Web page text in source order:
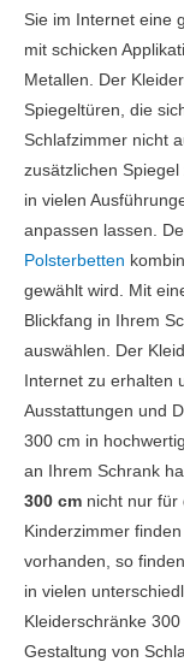
Sie im Internet eine
mit schicken
Metallen. Der
Spiegeltüren, die
Schlafzimmer nicht
zusätzlichen Spiegel
in vielen
anpassen lassen.
Polsterbetten
gewählt wird. Mit
Blickfang in Ihrem
auswählen. Der
Internet zu erhalten
Ausstattungen und
300 cm in
an Ihrem Schrank
300 cm nicht nur für
Kinderzimmer
vorhanden, so
in vielen
Kleiderschränke
Gestaltung von